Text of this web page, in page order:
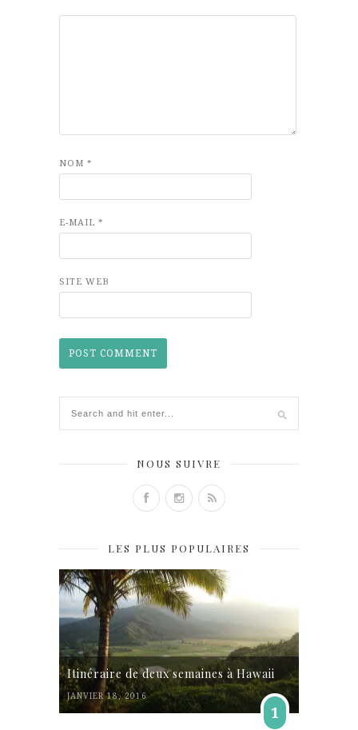
NOM *
E-MAIL *
SITE WEB
NOUS SUIVRE
LES PLUS POPULAIRES
Itinéraire de deux semaines à Hawaii
JANVIER 18, 2016
1